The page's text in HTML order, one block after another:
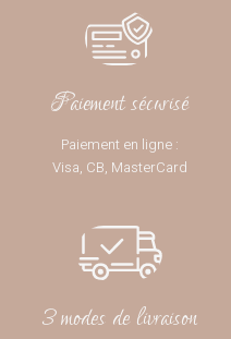
Paiement sécurisé
Paiement en ligne :
Visa, CB, MasterCard
3 modes de livraison